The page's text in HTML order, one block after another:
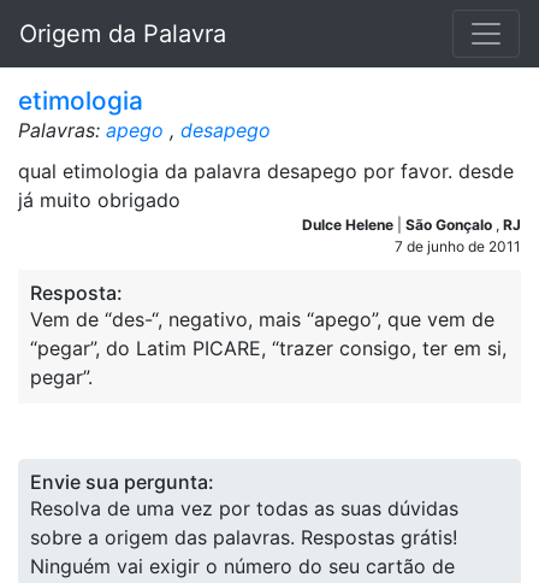
Origem da Palavra
etimologia
Palavras: apego , desapego
qual etimologia da palavra desapego por favor. desde
já muito obrigado
Dulce Helene São Gonçalo , RJ
7 de junho de 2011
Resposta:
Vem de “des-“, negativo, mais “apego”, que vem de
“pegar”, do Latim PICARE, “trazer consigo, ter em si,
pegar”.
Envie sua pergunta:
Resolva de uma vez por todas as suas dúvidas
sobre a origem das palavras. Respostas grátis!
Ninguém vai exigir o número do seu cartão de